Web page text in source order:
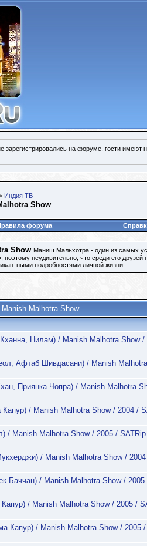
на форуме, гости имеют
Индия ТВ
Show
форума
Show Маниш Мальхотра - один из самых
неудивительно, что среди его
подробностями личной жизни.
Malhotra Show
Нилам) / Manish Malhotra Show /
Афтаб Шивдасани) / Manish Malhotra
Приянка Чопра) / Manish Malhotra
/ Manish Malhotra Show / 2004 /
Manish Malhotra Show / 2005 / SATRip
/ Manish Malhotra Show / 2004
/ Manish Malhotra Show / 2005
/ Manish Malhotra Show / 2005 /
Капур) / Manish Malhotra Show / 2005 /